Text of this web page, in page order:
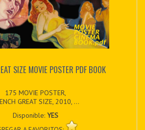
SIZE MOVIE POSTER PDF BOOK
175 MOVIE POSTER,
GREAT SIZE, 2010, ...
Disponible:YES